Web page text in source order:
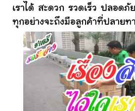
เราได้ สะดวก รวดเร็ว ปลอดภั
ทุกอย่างจะถึงมือลูกค้าที่ปลายท